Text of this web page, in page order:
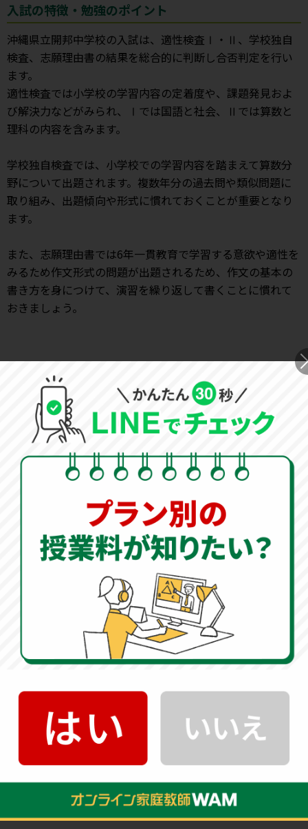
入試の特徴・勉強のポイント
沖縄県立開邦中学校の入試は、適性検査Ⅰ・Ⅱ、学校独自
検査、志願理由書の結果を総合的に判断し合否判定を行い
ます。
適性検査では小学校の学習内容の定着度や、課題発見およ
び解決力などがみられ、Ⅰでは国語と社会、Ⅱでは算数と
理科の内容を含みます。
学校独自検査では、小学校での学習内容を踏まえて算数分
野について出題されます。複数年分の過去問や類似問題に
取り組み、出題傾向や形式に慣れておくことが重要となり
ます。
また、志願理由書では6年一貫教育で学習する意欲や適性を
みるため作文形式の問題が出題されるため、作文の基本の
書き方を身につけて、演習を繰り返して書くことに慣れて
おきましょう。
» オンライン家庭教師WAMへ資料請求
夏の受験対策は
オンライン家庭教師のWAMにお任せく
夏の過ごし方は、受験の合否を分ける最も重要な時期で
す。 塾の夏期講習では最後の追い込みの演習問題をこな
す時期です。総合的に復習する時期だからこそ、オンラ
の取り組み
「オンライン家庭教師WAM」
では、 指導センターがお子
様の現状をしっかりと分析し、必要なカリキュラムを完
全オーダーメイドで作成します。
夏の学習への取り組み方